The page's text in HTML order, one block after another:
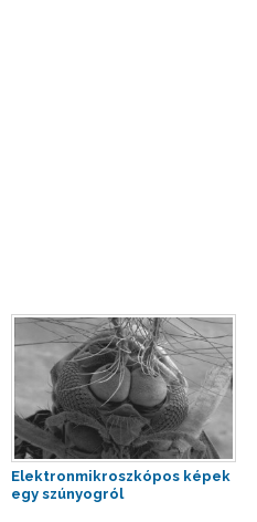
Elektronmikroszkópos képek
egy szúnyogról